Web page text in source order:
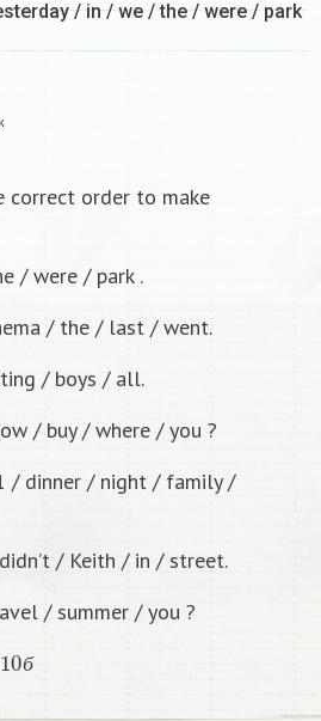
/ in / we / the / were / park
correct order to make
/ were / park .
/ the / last / went.
/ boys / all.
/ buy / where / you ?
/ dinner / night / family /
/ Keith / in / street.
/ summer / you ?
б
10 б